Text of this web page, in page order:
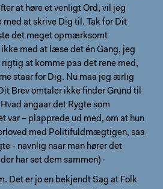
at høre et venligt Ord, vil jeg
at skrive Dig til. Tak for Dit
det meget opmærksomt
med at læse det én Gang, jeg
at komme paa det rene med,
staar for Dig. Nu maa jeg ærlig
Brev omtaler ikke finder Grund til
angaar det Rygte som
var – plapprede ud med, om at hun
med Politifuldmægtigen, saa
- navnlig naar man hører det
har set dem sammen) -
Det er jo en bekjendt Sag at Folk